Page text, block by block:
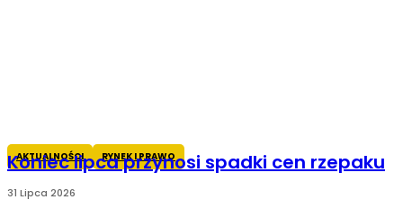
AKTUALNOŚCI RYNEK I PRAWO
Koniec lipca przynosi spadki cen rzepaku
31 Lipca 2026